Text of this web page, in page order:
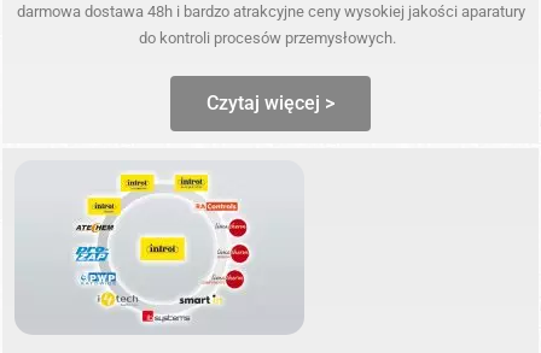
darmowa dostawa 48h i bardzo atrakcyjne ceny wysokiej jakości aparatury
do kontroli procesów przemysłowych.
Czytaj więcej >